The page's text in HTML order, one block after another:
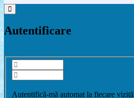
Autentificare
Autentifică-mă automat la fiecare vizită